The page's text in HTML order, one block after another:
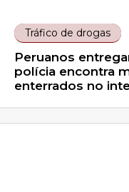
Tráfico de drogas
Peruanos
polícia encontra
enterrados no